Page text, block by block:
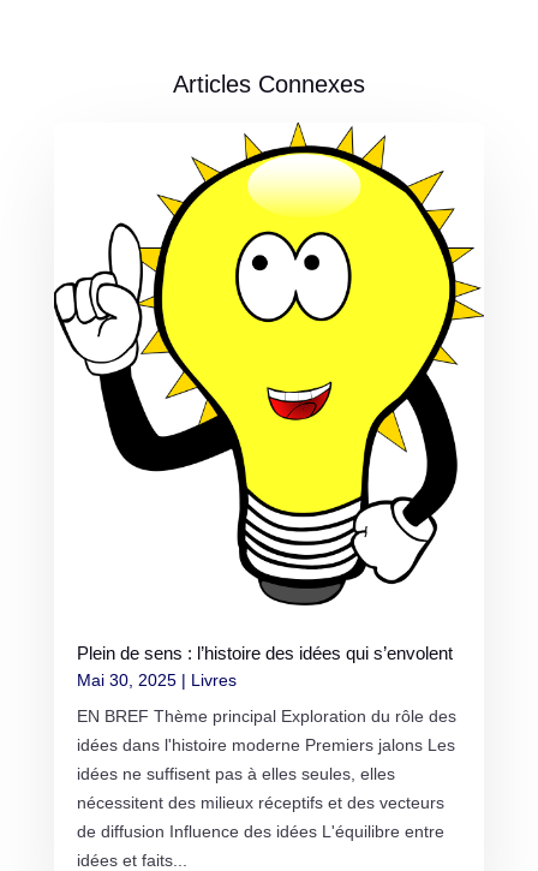
Articles Connexes
Plein de sens : l’histoire des idées qui s’envolent
Mai 30, 2025| Livres
EN BREF Thème principal Exploration du rôle des
idées dans l'histoire moderne Premiers jalons Les
idées ne suffisent pas à elles seules, elles
nécessitent des milieux réceptifs et des vecteurs
de diffusion Influence des idées L'équilibre entre
idées et faits...